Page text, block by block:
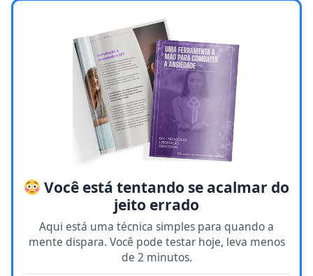
Você está tentando se acalmar do
jeito errado
Aqui está uma técnica simples para quando a
mente dispara. Você pode testar hoje, leva menos
de 2 minutos.